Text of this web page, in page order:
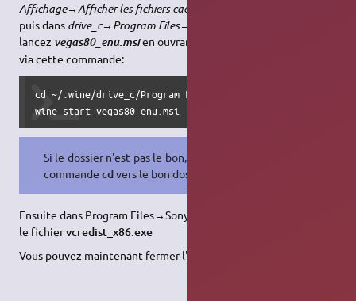
Affichage→Afficher les fichiers cachés
puis dans drive_c→Program Files→Sony Setup→Vegas Pro 8.0
lancez vegas80_enu.msien ouvrant un terminal dans ce dossier
via cette commande:
cd ~/.wine/drive_c/Program Files/Sony Setup/Vegas Pro 8.0
wine start vegas80_enu.msi
Si le dossier n'est pas le bon, faites la
commande cdvers le bon dossier
Ensuite dans Program Files→Sony Setup→Vegas Pro 8.0 lancez
le fichiervcredist_x86.exe
Vous pouvez maintenant fermer l'installeur.